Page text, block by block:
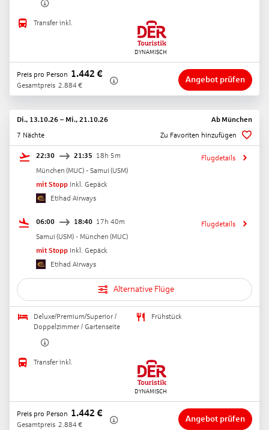
Transfer inkl.
Preis pro Person 1.442 €
Gesamtpreis 2.884 €
Angebot prüfen
Di., 13.10.26 – Mi., 21.10.26 Ab München
7 Nächte
Zu Favoriten hinzufügen
22:30 21:35 18h 5m
München (MUC) - Samui (USM)
mit Stopp Inkl. Gepäck
Etihad Airways
Flugdetails
06:00 18:40 17h 40m
Samui (USM) - München (MUC)
mit Stopp Inkl. Gepäck
Etihad Airways
Flugdetails
Alternative Flüge
Deluxe/Premium/Superior /
Doppelzimmer / Gartenseite
Frühstück
Transfer inkl.
Preis pro Person 1.442 €
Gesamtpreis 2.884 €
Angebot prüfen